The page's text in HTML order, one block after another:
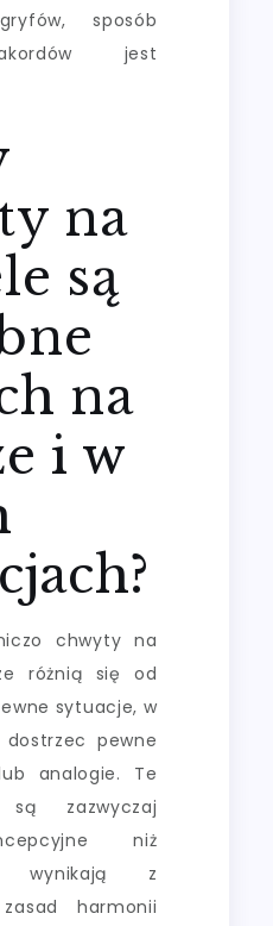
sposób
jest
na
są
na
i w
chwyty na
różnią się od
sytuacje, w
pewne
analogie. Te
są zazwyczaj
niż
wynikają z
harmonii